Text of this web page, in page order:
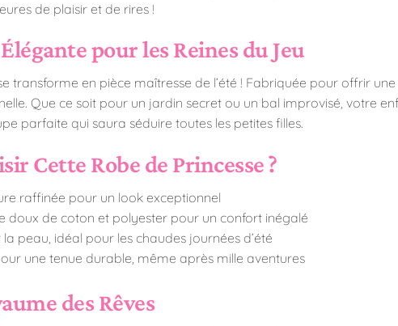
de plaisir et de rires !
pour les Reines du Jeu
transforme en pièce maîtresse de l’été ! Fabriquée pour offrir
Que ce soit pour un jardin secret ou un bal improvisé, votre
parfaite qui saura séduire toutes les petites filles.
Cette Robe de Princesse ?
raffinée pour un look exceptionnel
doux de coton et polyester pour un confort inégalé
peau, idéal pour les chaudes journées d’été
une tenue durable, même après mille aventures
des Rêves